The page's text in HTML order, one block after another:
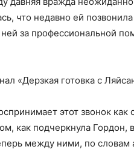
что недавно ей
ней за профессиональной
«Дерзкая готовка с
этот звонок
как подчеркнула Гордон,
между ними, по словам